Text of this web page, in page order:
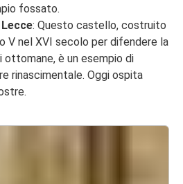
fossato.
: Questo castello, costruito
V nel XVI secolo per difendere la
è un esempio di
rinascimentale. Oggi ospita